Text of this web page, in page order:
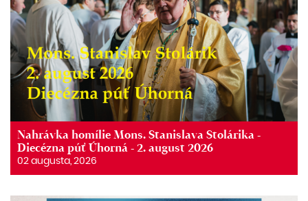
Nahrávka homílie Mons. Stanislava Stolárika -
Diecézna púť Úhorná - 2. august 2026
02 augusta, 2026